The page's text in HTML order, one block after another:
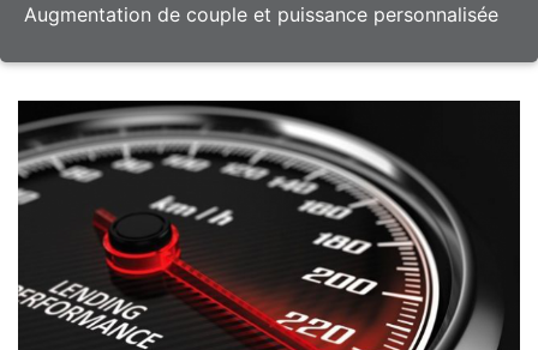
Augmentation de couple et puissance personnalisée